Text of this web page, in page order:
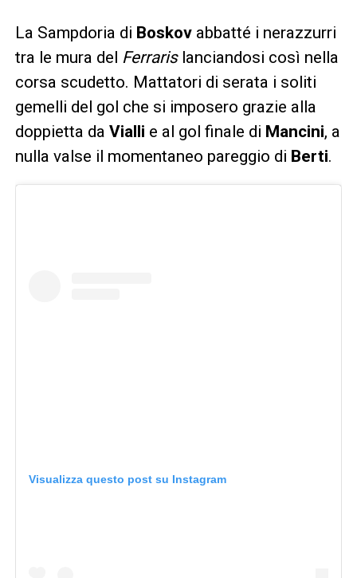
La Sampdoria di Boskovabbatté i nerazzurri
tra le mura del Ferrarislanciandosi così nella
corsa scudetto. Mattatori di serata i soliti
gemelli del gol che si imposero grazie alla
doppietta da Vialli e al gol finale di Mancini, a
nulla valse il momentaneo pareggio di Berti.
Visualizza questo post su Instagram